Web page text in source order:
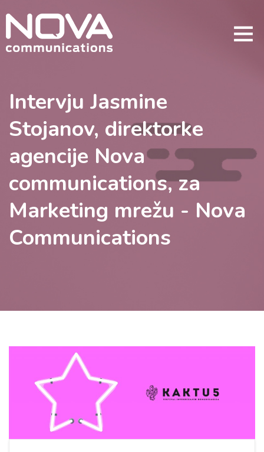
Intervju Jasmine
Stojanov, direktorke
agencije Nova
communications, za
Marketing mrežu - Nova
Communications